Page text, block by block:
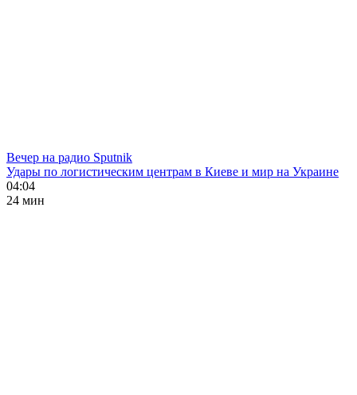
Вечер на радио Sputnik
Удары по логистическим центрам в Киеве и мир на Украине
04:04
24 мин